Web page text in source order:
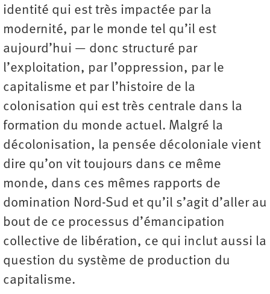
identité qui est très impactée par la
modernité, par le monde tel qu’il est
aujourd’hui — donc structuré par
l’exploitation, par l’oppression, par le
capitalisme et par l’histoire de la
colonisation qui est très centrale dans la
formation du monde actuel. Malgré la
décolonisation, la pensée décoloniale vient
dire qu’on vit toujours dans ce même
monde, dans ces mêmes rapports de
domination Nord-Sud et qu’il s’agit d’aller au
bout de ce processus d’émancipation
collective de libération, ce qui inclut aussi la
question du système de ­production du
capitalisme.